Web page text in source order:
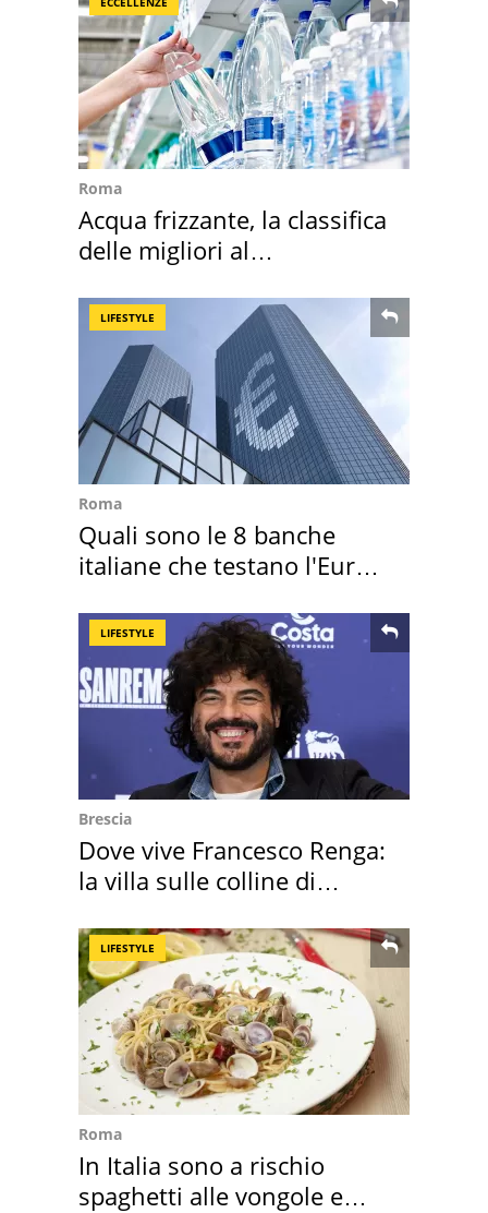
Roma
Acqua frizzante, la classifica
delle migliori al
LIFESTYLE
Roma
Quali sono le 8 banche
italiane che testano l'Euro
LIFESTYLE
Brescia
Dove vive Francesco Renga:
la villa sulle colline di
LIFESTYLE
Roma
In Italia sono a rischio
spaghetti alle vongole e